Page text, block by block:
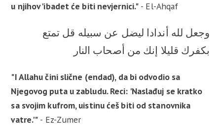
u njihov 'ibadet će biti nevjernici." - El-Ahqaf
وجعل لله أندادا ليضل عن سبيله قل تمتع
بكفرك قليلا إنك من أصحاب النار
"I Allahu čini slične (endad), da bi odvodio sa
Njegovog puta u zabludu. Reci: 'Naslađuj se kratko
sa svojim kufrom, uistinu ćeš biti od stanovnika
vatre.'" - Ez-Zumer